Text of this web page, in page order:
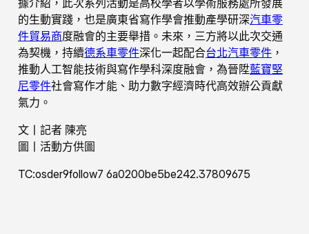
的生動實踐，也是廣東省寫作學會推動產學研深汽車零
件貿易商度融會的主要舉措。未來，三方將以此次交通
為契機，持續德系車零件深化一起配合台北汽車零件 ，
推動人工智能技術與寫作學科深度融會，為晉陞藍寶堅
尼零件社會寫作才能、助力數字經濟時代高效辦公貢獻
氣力。
文丨記者 陳亮
圖丨活動方供圖
TC:osder9follow7 6a0200be5be242.37809675